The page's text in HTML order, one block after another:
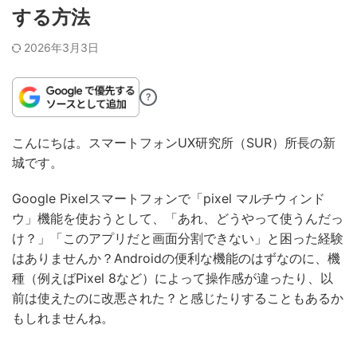
する方法
2026年3月3日
?
こんにちは。スマートフォンUX研究所（SUR）所長の新
城です。
Google Pixelスマートフォンで「pixel マルチウィンド
ウ」機能を使おうとして、「あれ、どうやって使うんだっ
け？」「このアプリだと画面分割できない」と困った経験
はありませんか？Androidの便利な機能のはずなのに、機
種（例えばPixel 8など）によって操作感が違ったり、以
前は使えたのに改悪された？と感じたりすることもあるか
もしれませんね。